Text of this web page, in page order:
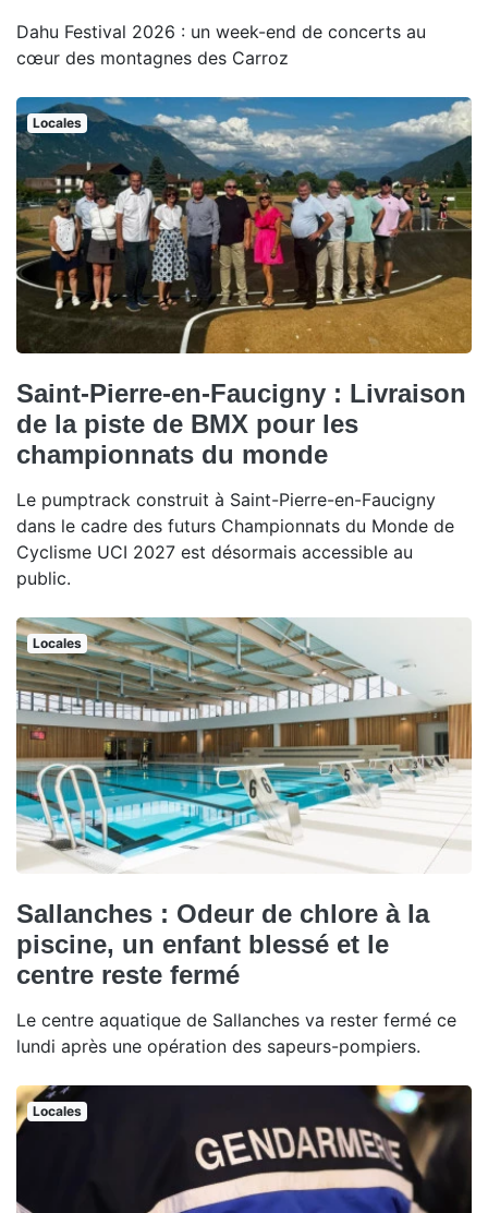
Dahu Festival 2026 : un week-end de concerts au
cœur des montagnes des Carroz
Locales
Saint-Pierre-en-Faucigny : Livraison
de la piste de BMX pour les
championnats du monde
Le pumptrack construit à Saint-Pierre-en-Faucigny
dans le cadre des futurs Championnats du Monde de
Cyclisme UCI 2027 est désormais accessible au
public.
Locales
Sallanches : Odeur de chlore à la
piscine, un enfant blessé et le
centre reste fermé
Le centre aquatique de Sallanches va rester fermé ce
lundi après une opération des sapeurs-pompiers.
Locales